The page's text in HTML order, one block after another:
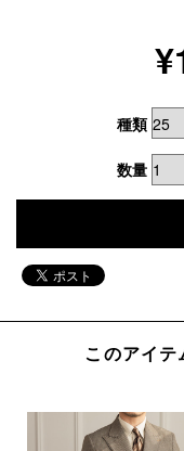
種類
数量
このアイテ